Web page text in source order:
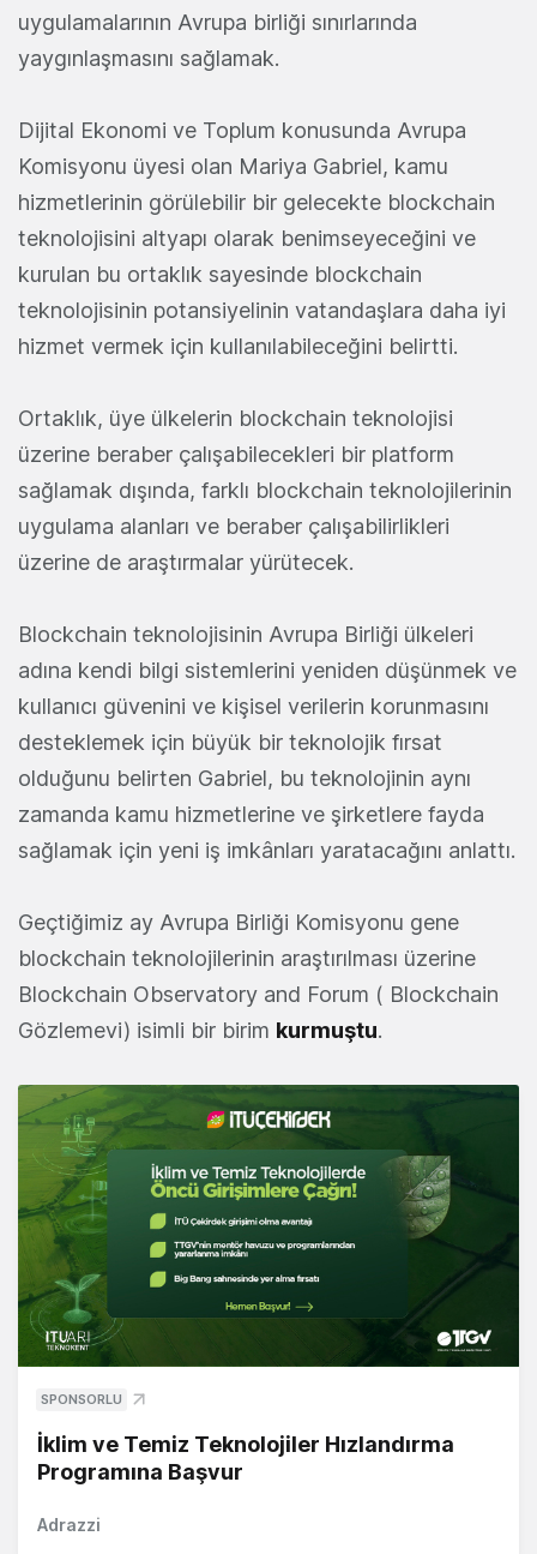
uygulamalarının Avrupa birliği sınırlarında
yaygınlaşmasını sağlamak.
Dijital Ekonomi ve Toplum konusunda Avrupa
Komisyonu üyesi olan Mariya Gabriel, kamu
hizmetlerinin görülebilir bir gelecekte blockchain
teknolojisini altyapı olarak benimseyeceğini ve
kurulan bu ortaklık sayesinde blockchain
teknolojisinin potansiyelinin vatandaşlara daha iyi
hizmet vermek için kullanılabileceğini belirtti.
Ortaklık, üye ülkelerin blockchain teknolojisi
üzerine beraber çalışabilecekleri bir platform
sağlamak dışında, farklı blockchain teknolojilerinin
uygulama alanları ve beraber çalışabilirlikleri
üzerine de araştırmalar yürütecek.
Blockchain teknolojisinin Avrupa Birliği ülkeleri
adına kendi bilgi sistemlerini yeniden düşünmek ve
kullanıcı güvenini ve kişisel verilerin korunmasını
desteklemek için büyük bir teknolojik fırsat
olduğunu belirten Gabriel, bu teknolojinin aynı
zamanda kamu hizmetlerine ve şirketlere fayda
sağlamak için yeni iş imkânları yaratacağını anlattı.
Geçtiğimiz ay Avrupa Birliği Komisyonu gene
blockchain teknolojilerinin araştırılması üzerine
Blockchain Observatory and Forum ( Blockchain
Gözlemevi) isimli bir birim kurmuştu.
SPONSORLU
İklim ve Temiz Teknolojiler Hızlandırma
Programına Başvur
Adrazzi